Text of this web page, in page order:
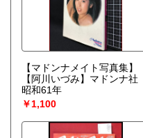
【マドンナメイト写真集】
【阿川いづみ】マドンナ社
昭和61年
￥1,100